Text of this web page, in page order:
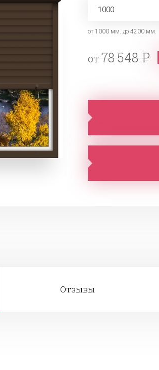
от 1000 мм. до 4200 мм.
от78 548
Отзывы